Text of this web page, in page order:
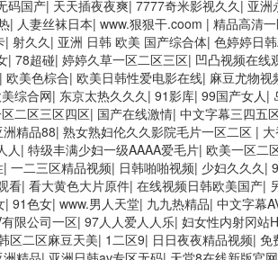
91亚洲国产成人久久蜜臀 欧美一级不卡中文
夜色一区二区三区 欧美午夜激情视频网 91
久久精品骚逼一区二区三区 在线亚洲av图片
费观看a黄片 人妻熟人中文字幕一区二区 日
豆久久久91 夜夜操天天操人人操 国产91色图
韩老板一区 精品久久久久久久久久中文字
另类 欧美日一区二区黄色电影 亚洲超黄
片网站 国产精品草逼 欧美成人黄色的毛片 免
=区 亚洲精品久久国产精品37P 亚洲少妇上
码国产| 天天插夜夜爽| 7777奇米影视久久| 亚洲
| 人妻丝袜日本| www.狠狠干.coom | 精品高清
| 射久久| 亚洲 日韩 欧美 国产综合体| 色婷婷日
| 78超碰| 婷婷久草一区二区三区| 凹凸视频在线
| 欧美色棕合| 欧美日韩性爱电影在线| 麻豆尤物视
综合网| 东京太热久久久| 91影库| 99国产女人|
二区三区四区| 国产在线激情| 中文字幕三四五
精品88| 熟女熟妇伦久久影院毛片一区二区 |
人| 特级丰满少妇一级AAAA爱毛片| 欧美一区二
| 一二三区精品视频| 日韩啪啪视频| 少妇久久久|
看| 看大黄色大片原件| 在线视频日韩欧美国产|
| 91色女| www.男人天堂| 九九热精品| 中文字幕
限公司一区| 97人人爱人人乐| 妇女性内射冈站
区二区麻豆天美| 1二区9| 日日夜夜精品视频| 免